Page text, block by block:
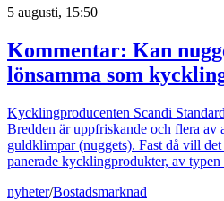
5 augusti, 15:50
Kommentar: Kan
lönsamma som
Kycklingproducenten Scandi
Bredden är uppfriskande och flera av
guldklimpar (nuggets). Fast då vill
panerade kycklingprodukter, av
nyheter/Bostadsmarknad